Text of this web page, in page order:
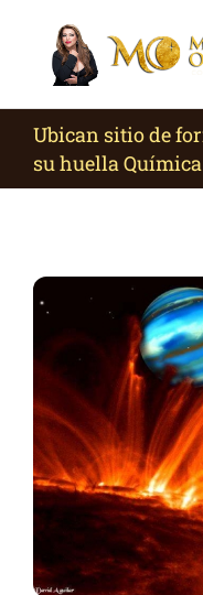
Ubican sitio de
su huella Química